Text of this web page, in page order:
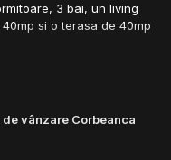
de vânzare Corbeanca
3 bai, un living
si o terasa de 40mp
sunt incluse in
putandu-se monta si